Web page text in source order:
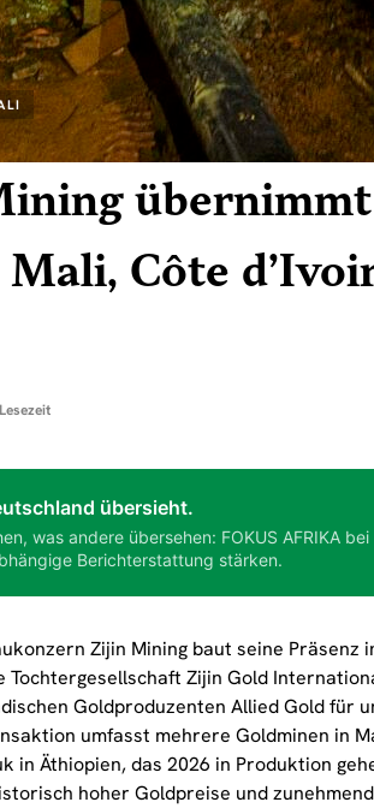
übernimmt
Côte
übersieht.
was andere übersehen: FOKUS AFRIKA bei
Berichterstattung stärken.
Zijin Mining baut seine Präsenz
Tochtergesellschaft Zijin Gold
Goldproduzenten Allied Gold für
umfasst mehrere Goldminen in
in Äthiopien, das 2026 in Produktion
hoher Goldpreise und